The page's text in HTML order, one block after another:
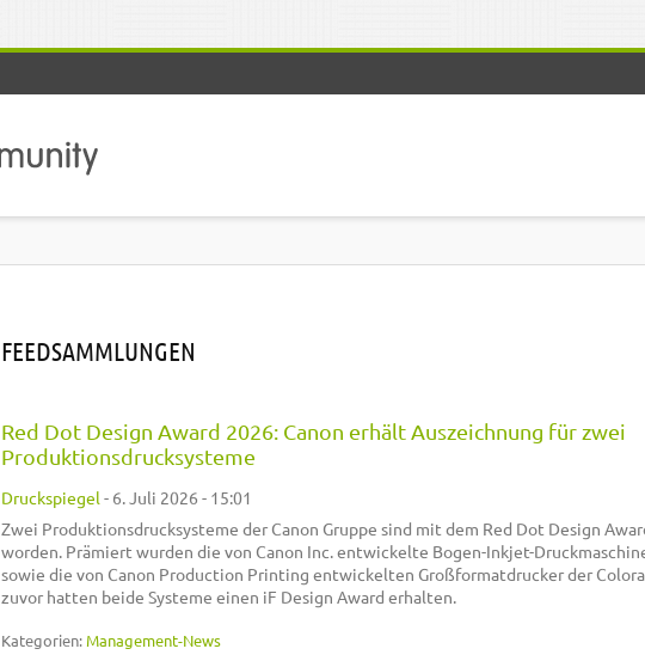
FEEDSAMMLUNGEN
Red Dot Design Award 2026: Canon erhält Auszeichnung für zwei
Produktionsdrucksysteme
Druckspiegel - 6. Juli 2026 - 15:01
Zwei Produktionsdrucksysteme der Canon Gruppe sind mit dem Red Dot Design
worden. Prämiert wurden die von Canon Inc. entwickelte Bogen-Inkjet-
sowie die von Canon Production Printing entwickelten Großformatdrucker der
zuvor hatten beide Systeme einen iF Design Award erhalten.
Kategorien: Management-News